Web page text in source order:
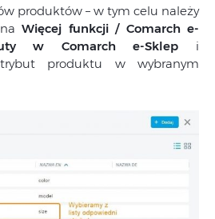
produktów – w tym celu należy
Więcej funkcji / Comarch e-
w Comarch e-Sklep i
produktu w wybranym